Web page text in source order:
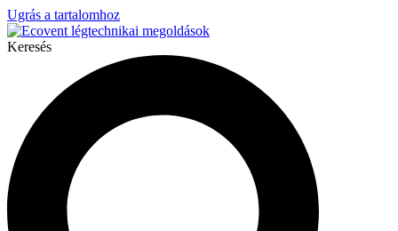
Ugrás a tartalomhoz
Keresés